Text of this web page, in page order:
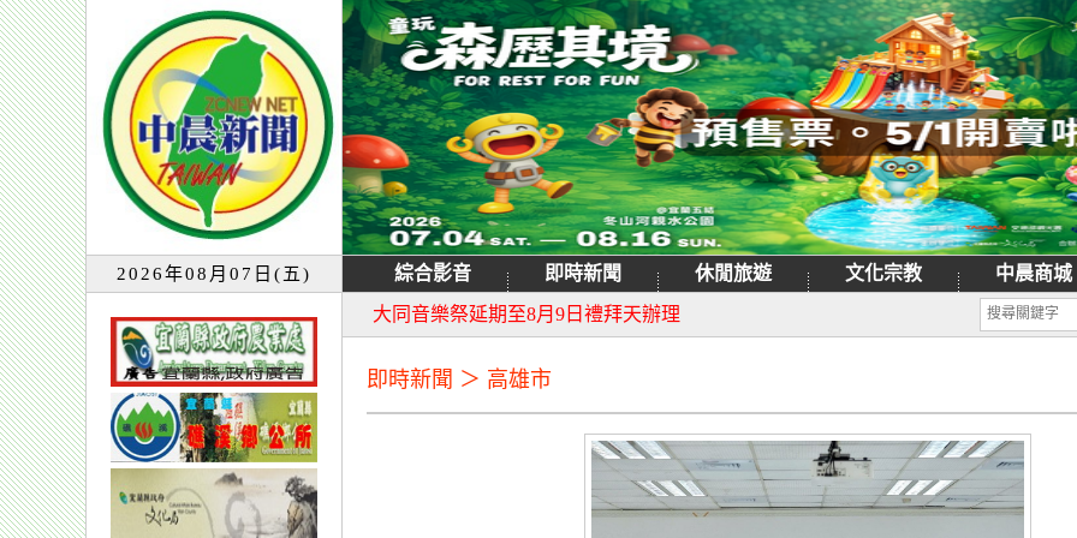
2026年08月07日(五) 綜合影音 即時新聞 休閒旅遊 文化宗教 中晨商城
宜蘭童玩節7月13日重新開園
大同音樂祭延期至8月9日禮拜天辦理
即時新聞 ＞ 高雄市